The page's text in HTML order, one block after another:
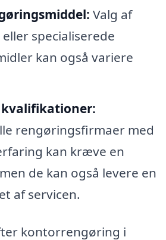
Valg af
specialiserede
kan også variere
rengøringsfirmaer med
kan kræve en
de kan også levere en
af servicen.
kontorrengøring i